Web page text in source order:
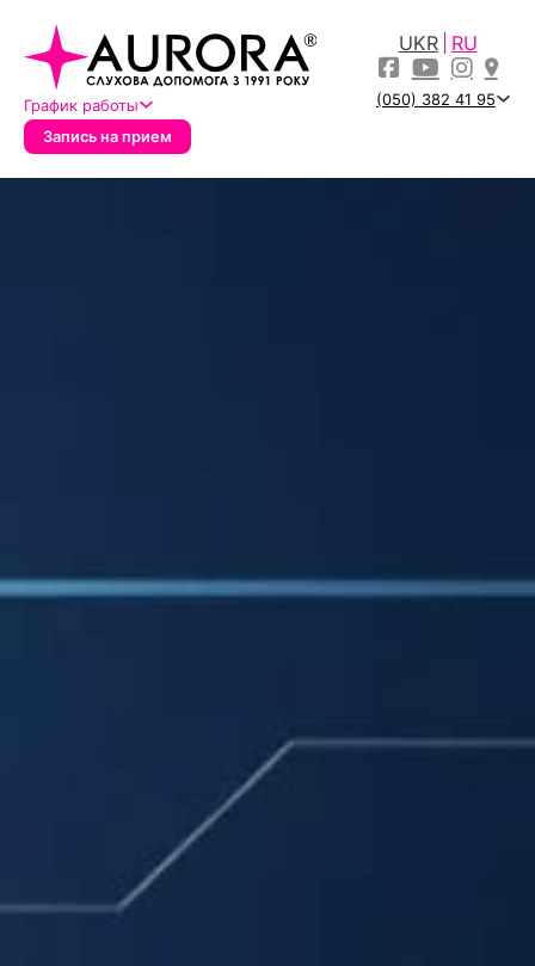
UKR RU
График работы
(050) 382 41 95
Запись на прием